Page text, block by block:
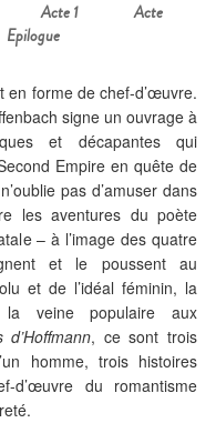
Acte 1
Acte
Epilogue
en forme de chef-d’œuvre.
signe un ouvrage à
et décapantes qui
Empire en quête de
pas d’amuser dans
les aventures du poète
– à l’image des quatre
et le poussent au
et de l’idéal féminin, la
veine populaire aux
d’Hoffmann, ce sont trois
homme, trois histoires
d’œuvre du romantisme